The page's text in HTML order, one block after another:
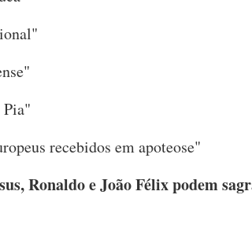
Pia"
recebidos em apoteose"
Ronaldo e João Félix podem